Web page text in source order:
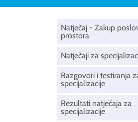
Natječaj - Zakup
prostora
Natječaji za
Razgovori i testiranja
specijalizacije
Rezultati natječaja za
specijalizacije